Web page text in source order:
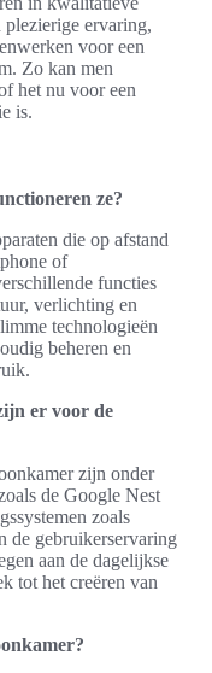
plezierige ervaring,
voor een
Zo kan men
het nu voor een
is.
ze?
die op afstand
of
functies
verlichting en
technologieën
beheren en
er voor de
zijn onder
de Google Nest
zoals
de gebruikerservaring
aan de dagelijkse
tot het creëren van